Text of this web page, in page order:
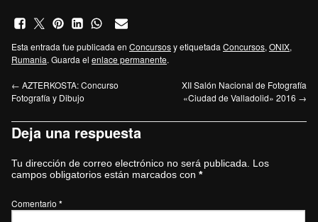
Esta entrada fue publicada en Concursosy etiquetada Concursos, ONIX,
Rumania. Guarda el enlace permanente.
← AZTERKOSTA: Concurso
Fotografía y Dibujo
XII Salón Nacional de Fotografía
«Ciudad de Valladolid» 2016 →
Deja una respuesta
Tu dirección de correo electrónico no será publicada.
Los
campos obligatorios están marcados con *
Comentario *